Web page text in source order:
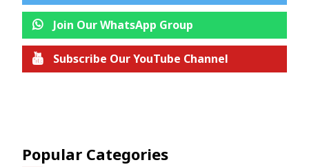
Join Our WhatsApp Group
Subscribe Our YouTube Channel
Popular Categories